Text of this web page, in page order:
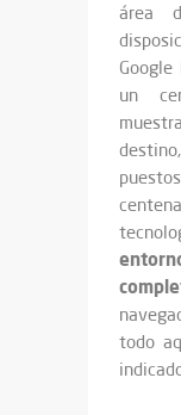
área
un
todo